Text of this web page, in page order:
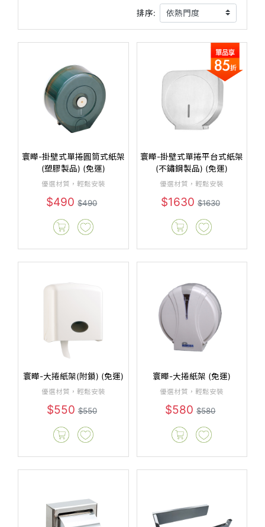
排序:
寰曄-掛壁式單捲圓筒式紙架
(塑膠製品) (免運)
優選材質，輕鬆安裝
$490$490
寰曄-掛壁式單捲平台式紙架
(不鏽鋼製品) (免運)
優選材質，輕鬆安裝
$1630$1630
寰曄-大捲紙架(附鎖) (免運)
優選材質，輕鬆安裝
$550$550
寰曄-大捲紙架 (免運)
優選材質，輕鬆安裝
$580$580